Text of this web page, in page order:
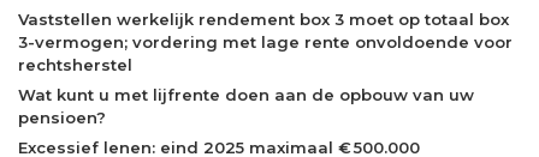
Vaststellen werkelijk rendement box 3 moet op totaal box
3-vermogen; vordering met lage rente onvoldoende voor
rechtsherstel
Wat kunt u met lijfrente doen aan de opbouw van uw
pensioen?
Excessief lenen: eind 2025 maximaal € 500.000